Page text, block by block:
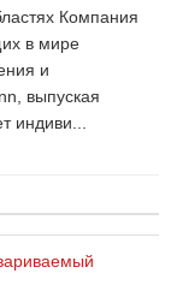
Компания
в мире
и
выпуская
индиви...